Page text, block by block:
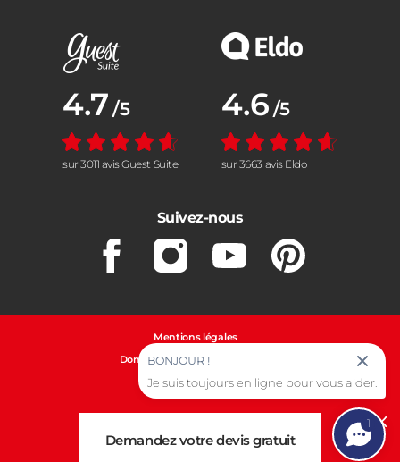
Note moyenne :
4.7 /5
sur 3011 avis Guest Suite
Note moyenne :
4.6 /5
sur 3663 avis Eldo
Suivez-nous
FacebookInstagramYoutubePinterest
Mentions légales
Données personnelles et cookies
Gestion des cookies
Demandez votre devis gratuit
1
BONJOUR !
Je suis toujours en ligne pour vous aider.